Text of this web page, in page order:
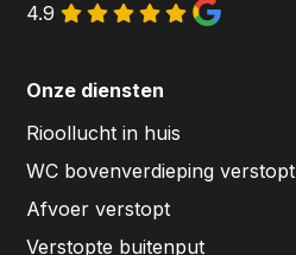
4.9
Onze diensten
Rioollucht in huis
WC bovenverdieping verstopt
Afvoer verstopt
Verstopte buitenput